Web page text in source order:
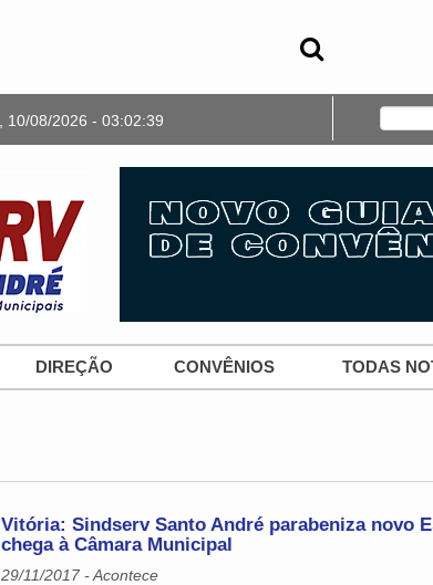
10/08/2026 - 03:02:39
DIREÇÃO CONVÊNIOS TODAS
Vitória: Sindserv Santo André parabeniza novo
chega à Câmara Municipal
29/11/2017 - Acontece